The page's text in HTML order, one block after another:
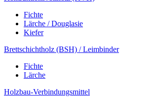
Fichte
Lärche / Douglasie
Kiefer
Brettschichtholz (BSH) / Leimbinder
Fichte
Lärche
Holzbau-Verbindungsmittel